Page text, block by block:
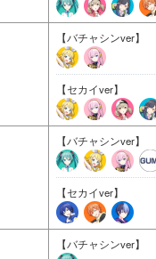
【バチャシンver】
【セカイver】
【バチャシンver】
【セカイver】
【バチャシンver】